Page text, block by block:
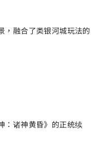
融合了类银河城玩法的
诸神黄昏》的正统续